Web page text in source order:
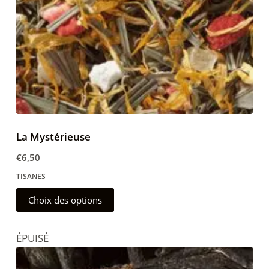
la
page
du
produit
La Mystérieuse
€6,50
TISANES
Choix des options
produit
a
plusieurs
variations.
ÉPUISÉ